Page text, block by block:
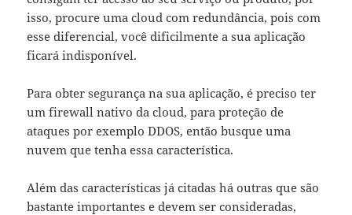
isso, procure uma cloud com redundância, pois com
esse diferencial, você dificilmente a sua aplicação
ficará indisponível.
Para obter segurança na sua aplicação, é preciso ter
um firewall nativo da cloud, para proteção de
ataques por exemplo DDOS, então busque uma
nuvem que tenha essa característica.
Além das características já citadas há outras que são
bastante importantes e devem ser consideradas,